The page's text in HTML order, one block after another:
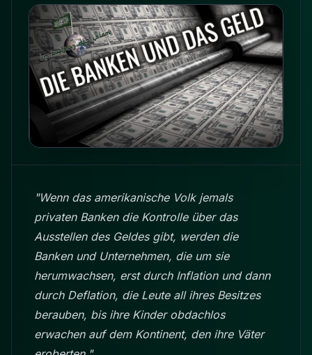
"Wenn das amerikanische Volk jemals
privaten Banken die Kontrolle über das
Ausstellen des Geldes gibt, werden die
Banken und Unternehmen, die um sie
herumwachsen, erst durch Inflation und dann
durch Deflation, die Leute all ihres Besitzes
berauben, bis ihre Kinder obdachlos
erwachen auf dem Kontinent, den ihre Väter